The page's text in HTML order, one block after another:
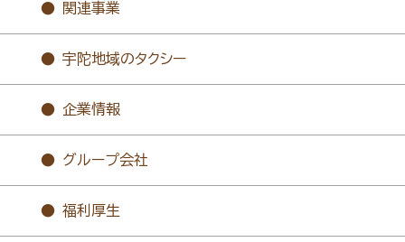
関連事業
宇陀地域のタクシー
企業情報
グループ会社
福利厚生